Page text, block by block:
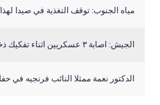
مياه الجنوب: توقف التغذية في صيدا
الجيش: اصابة ٣ عسكريين اثناء تفكيك ذخائر غير منفجر...
الدكتور نعمة ممثلا النائب فرنجيه في